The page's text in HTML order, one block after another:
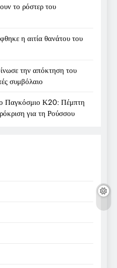
το ρόστερ του
η αιτία θανάτου του
την απόκτηση του
συμβόλαιο
Παγκόσμιο Κ20: Πέμπτη
για τη Ρούσσου